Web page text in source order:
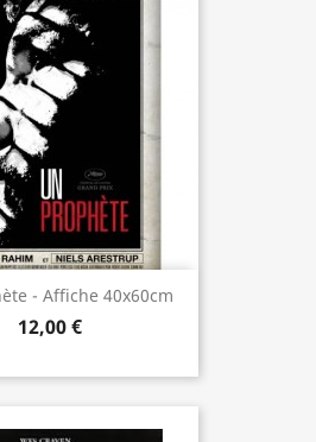
- Affiche 40x60cm
12,00 €